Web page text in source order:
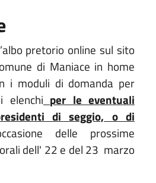
pretorio online sul sito
di Maniace in home
i moduli di domanda per
elenchi per le eventuali
di seggio, o di
delle prossime
dell' 22 e del 23 marzo